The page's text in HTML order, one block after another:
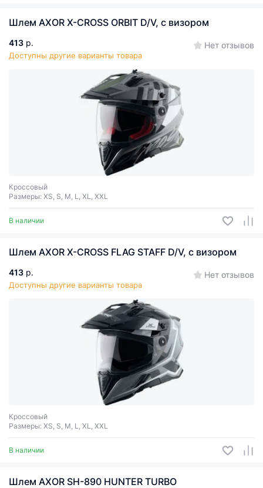
Шлем AXOR X-CROSS ORBIT D/V, с визором
413 р.
Доступны другие варианты товара
Нет отзывов
Кроссовый
Размеры: XS, S, M, L, XL, XXL
В наличии
Шлем AXOR X-CROSS FLAG STAFF D/V, с визором
413 р.
Доступны другие варианты товара
Нет отзывов
Кроссовый
Размеры: XS, S, M, L, XL, XXL
В наличии
Шлем AXOR SH-890 HUNTER TURBO